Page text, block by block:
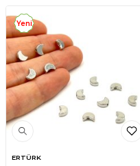
Yeni
ERTÜRK